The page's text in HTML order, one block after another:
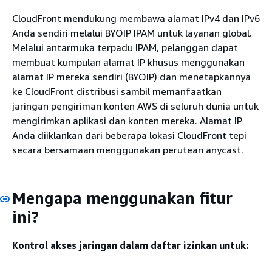
CloudFront mendukung membawa alamat IPv4 dan IPv6
Anda sendiri melalui BYOIP IPAM untuk layanan global.
Melalui antarmuka terpadu IPAM, pelanggan dapat
membuat kumpulan alamat IP khusus menggunakan
alamat IP mereka sendiri (BYOIP) dan menetapkannya
ke CloudFront distribusi sambil memanfaatkan
jaringan pengiriman konten AWS di seluruh dunia untuk
mengirimkan aplikasi dan konten mereka. Alamat IP
Anda diiklankan dari beberapa lokasi CloudFront tepi
secara bersamaan menggunakan perutean anycast.
Mengapa menggunakan fitur
ini?
Kontrol akses jaringan dalam daftar izinkan untuk: